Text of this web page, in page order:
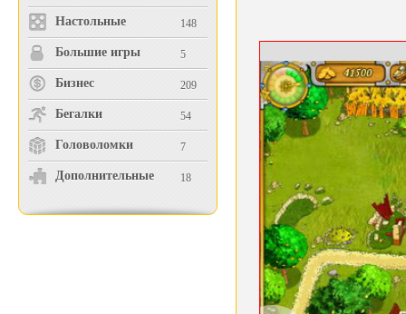
Настольные 148
Большие игры 5
Бизнес 209
Бегалки 54
Головоломки 7
Дополнительные 18